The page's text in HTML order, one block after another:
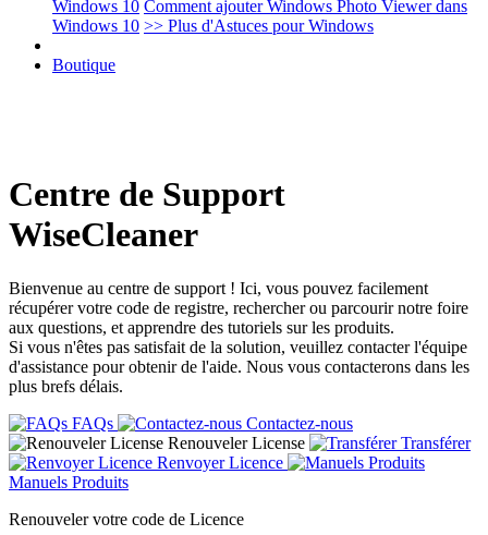
Windows 10 Comment ajouter Windows Photo Viewer dans
Windows 10 >> Plus d'Astuces pour Windows
Boutique
Centre de Support
WiseCleaner
Bienvenue au centre de support ! Ici, vous pouvez facilement
récupérer votre code de registre, rechercher ou parcourir notre foire
aux questions, et apprendre des tutoriels sur les produits.
Si vous n'êtes pas satisfait de la solution, veuillez contacter l'équipe
d'assistance pour obtenir de l'aide. Nous vous contacterons dans les
plus brefs délais.
FAQs
Contactez-nous
Renouveler License
Transférer
Renvoyer Licence
Manuels Produits
Renouveler votre code de Licence